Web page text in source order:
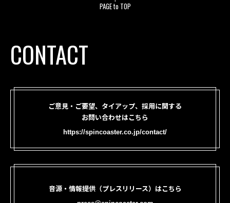
PAGE to TOP
CONTACT
ご意見・ご要望、タイアップ、採用に関する
お問い合わせはこちら
https://spincoaster.co.jp/contact/
音源・情報提供（プレスリリース）はこちら